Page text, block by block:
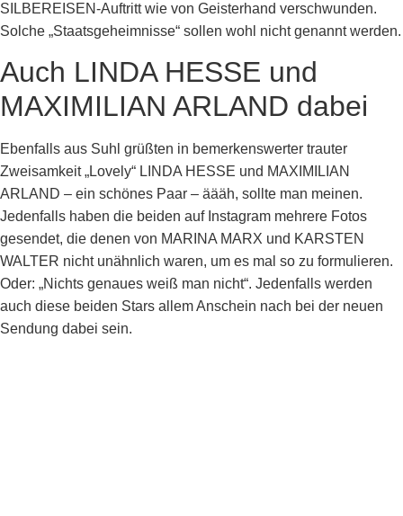
SILBEREISEN-Auftritt wie von Geisterhand verschwunden.
Solche „Staatsgeheimnisse“ sollen wohl nicht genannt werden.
Auch LINDA HESSE und
MAXIMILIAN ARLAND dabei
Ebenfalls aus Suhl grüßten in bemerkenswerter trauter
Zweisamkeit „Lovely“ LINDA HESSE und MAXIMILIAN
ARLAND – ein schönes Paar – äääh, sollte man meinen.
Jedenfalls haben die beiden auf Instagram mehrere Fotos
gesendet, die denen von MARINA MARX und KARSTEN
WALTER nicht unähnlich waren, um es mal so zu formulieren.
Oder: „Nichts genaues weiß man nicht“. Jedenfalls werden
auch diese beiden Stars allem Anschein nach bei der neuen
Sendung dabei sein.